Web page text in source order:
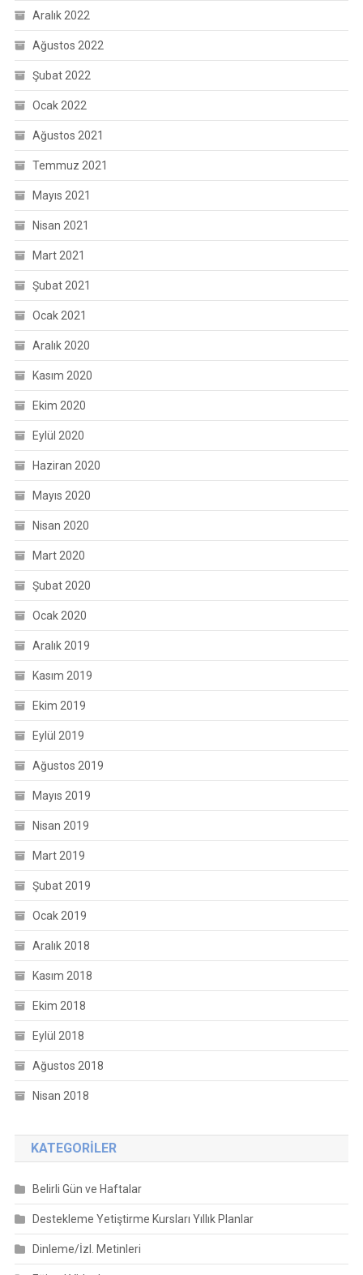
Aralık 2022
Ağustos 2022
Şubat 2022
Ocak 2022
Ağustos 2021
Temmuz 2021
Mayıs 2021
Nisan 2021
Mart 2021
Şubat 2021
Ocak 2021
Aralık 2020
Kasım 2020
Ekim 2020
Eylül 2020
Haziran 2020
Mayıs 2020
Nisan 2020
Mart 2020
Şubat 2020
Ocak 2020
Aralık 2019
Kasım 2019
Ekim 2019
Eylül 2019
Ağustos 2019
Mayıs 2019
Nisan 2019
Mart 2019
Şubat 2019
Ocak 2019
Aralık 2018
Kasım 2018
Ekim 2018
Eylül 2018
Ağustos 2018
Nisan 2018
KATEGORILER
Belirli Gün ve Haftalar
Destekleme Yetiştirme Kursları Yıllık Planlar
Dinleme/İzl. Metinleri